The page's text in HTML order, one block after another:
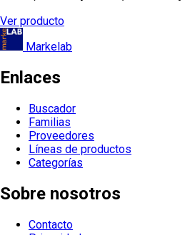
Ver producto
Markelab
Enlaces
Buscador
Familias
Proveedores
Líneas de productos
Categorías
Sobre nosotros
Contacto